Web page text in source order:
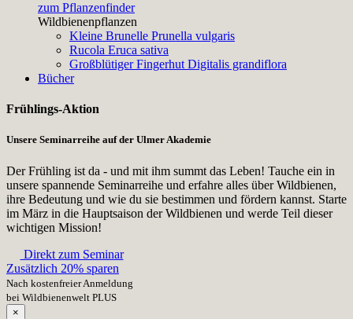
zum Pflanzenfinder
Wildbienenpflanzen
Kleine Brunelle Prunella vulgaris
Rucola Eruca sativa
Großblütiger Fingerhut Digitalis grandiflora
Bücher
Frühlings-Aktion
Unsere Seminarreihe auf der Ulmer Akademie
Der Frühling ist da - und mit ihm summt das Leben! Tauche ein in
unsere spannende Seminarreihe und erfahre alles über Wildbienen,
ihre Bedeutung und wie du sie bestimmen und fördern kannst. Starte
im März in die Hauptsaison der Wildbienen und werde Teil dieser
wichtigen Mission!
Direkt zum Seminar
Zusätzlich 20% sparen
Nach kostenfreier Anmeldung
bei Wildbienenwelt PLUS
×